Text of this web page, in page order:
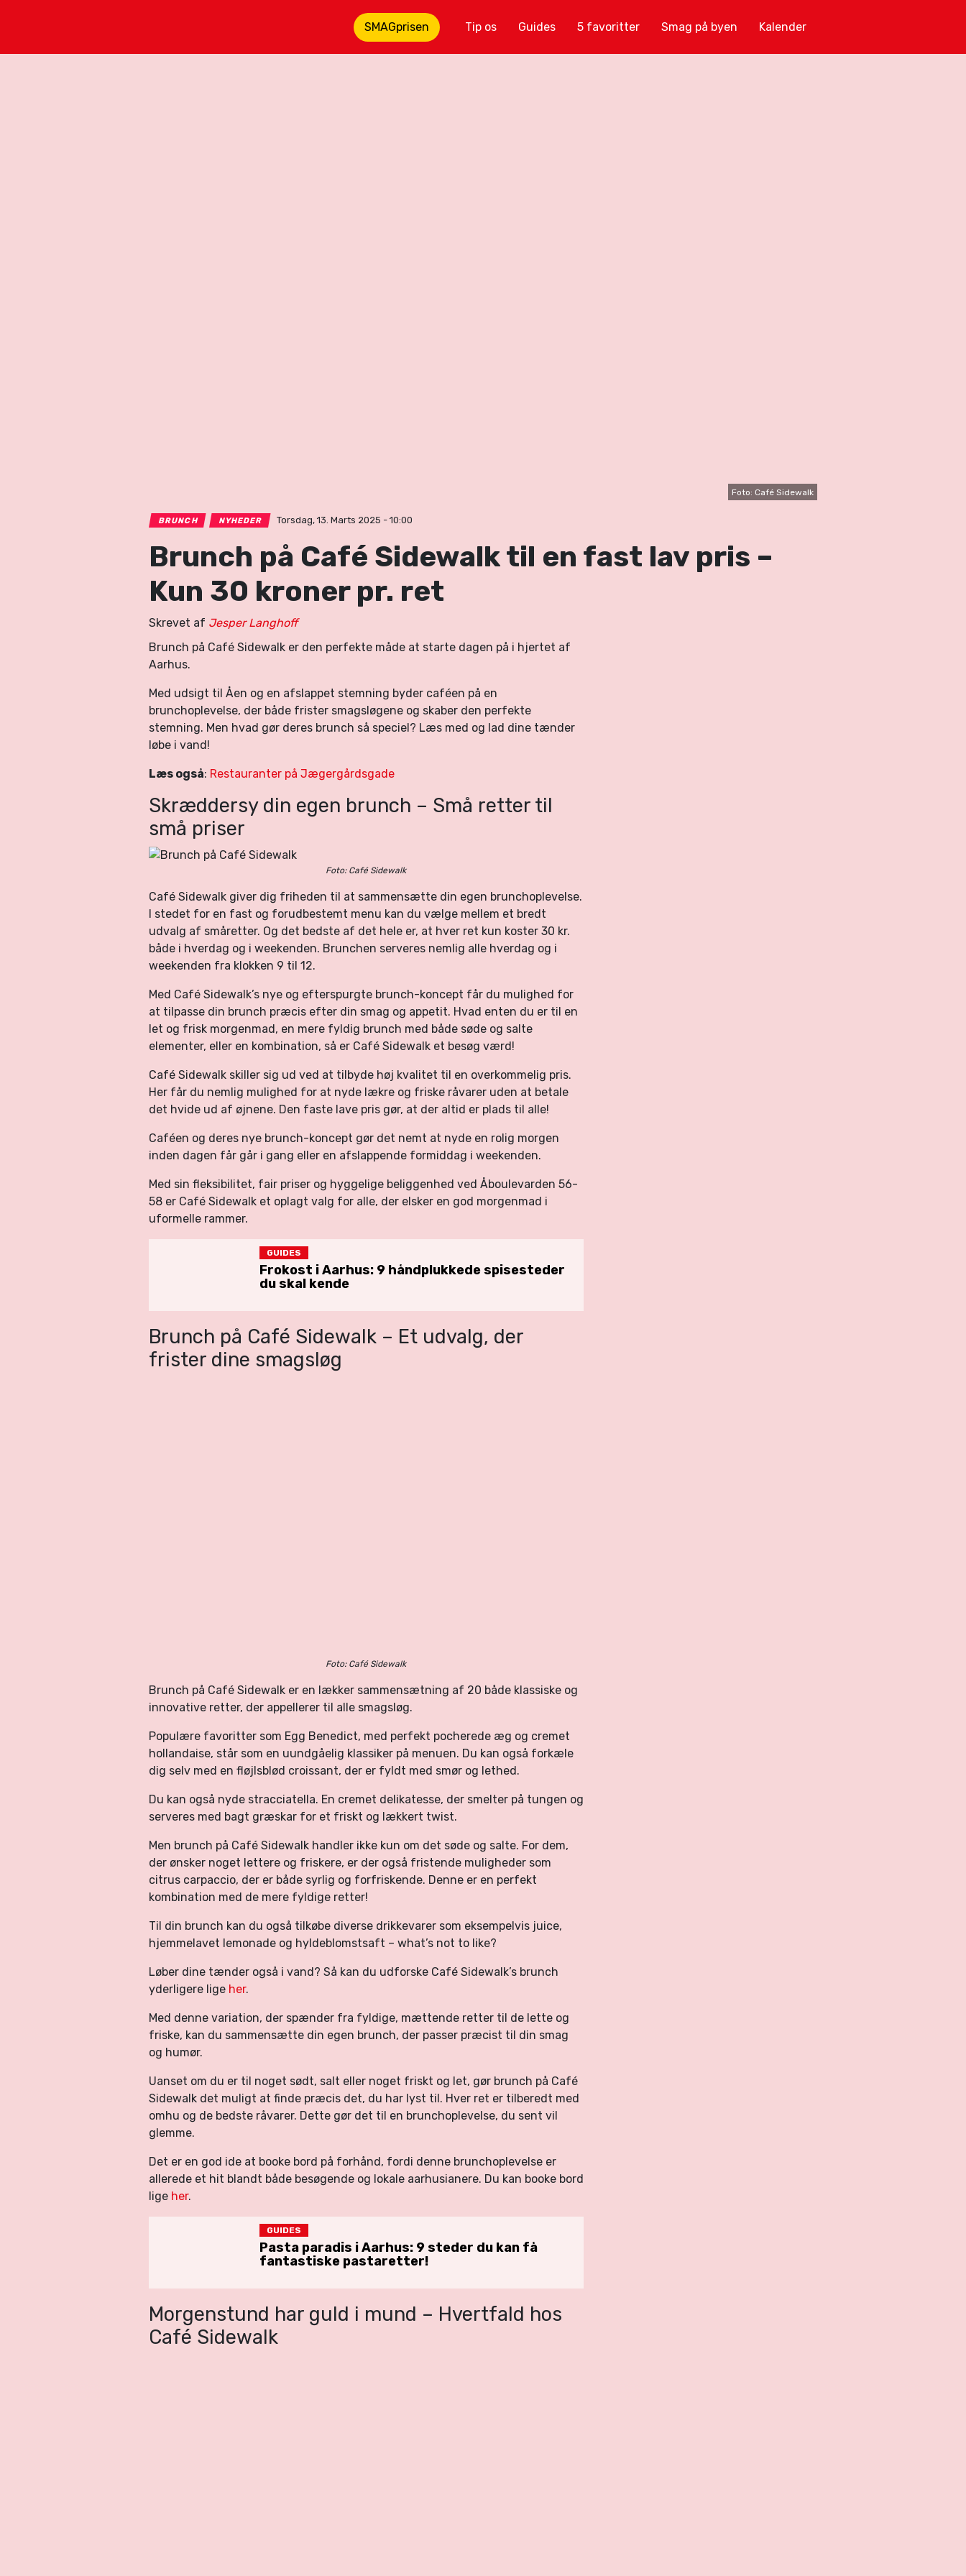
SMAGprisen Tip os Guides 5 favoritter Smag på byen Kalender
Foto: Café Sidewalk
BRUNCH NYHEDER Torsdag, 13. Marts 2025 - 10:00
Brunch på Café Sidewalk til en fast lav pris –
Kun 30 kroner pr. ret
Skrevet af Jesper Langhoff
Brunch på Café Sidewalk er den perfekte måde at starte dagen på i hjertet af
Aarhus.
Med udsigt til Åen og en afslappet stemning byder caféen på en
brunchoplevelse, der både frister smagsløgene og skaber den perfekte
stemning. Men hvad gør deres brunch så speciel? Læs med og lad dine tænder
løbe i vand!
Læs også: Restauranter på Jægergårdsgade
Skræddersy din egen brunch – Små retter til
små priser
Foto: Café Sidewalk
Café Sidewalk giver dig friheden til at sammensætte din egen brunchoplevelse.
I stedet for en fast og forudbestemt menu kan du vælge mellem et bredt
udvalg af småretter. Og det bedste af det hele er, at hver ret kun koster 30 kr.
både i hverdag og i weekenden. Brunchen serveres nemlig alle hverdag og i
weekenden fra klokken 9 til 12.
Med Café Sidewalk’s nye og efterspurgte brunch-koncept får du mulighed for
at tilpasse din brunch præcis efter din smag og appetit. Hvad enten du er til en
let og frisk morgenmad, en mere fyldig brunch med både søde og salte
elementer, eller en kombination, så er Café Sidewalk et besøg værd!
Café Sidewalk skiller sig ud ved at tilbyde høj kvalitet til en overkommelig pris.
Her får du nemlig mulighed for at nyde lækre og friske råvarer uden at betale
det hvide ud af øjnene. Den faste lave pris gør, at der altid er plads til alle!
Caféen og deres nye brunch-koncept gør det nemt at nyde en rolig morgen
inden dagen får går i gang eller en afslappende formiddag i weekenden.
Med sin fleksibilitet, fair priser og hyggelige beliggenhed ved Åboulevarden 56-
58 er Café Sidewalk et oplagt valg for alle, der elsker en god morgenmad i
uformelle rammer.
GUIDES
Frokost i Aarhus: 9 håndplukkede spisesteder
du skal kende
Brunch på Café Sidewalk – Et udvalg, der
frister dine smagsløg
Foto: Café Sidewalk
Brunch på Café Sidewalk er en lækker sammensætning af 20 både klassiske og
innovative retter, der appellerer til alle smagsløg.
Populære favoritter som Egg Benedict, med perfekt pocherede æg og cremet
hollandaise, står som en uundgåelig klassiker på menuen. Du kan også forkæle
dig selv med en fløjlsblød croissant, der er fyldt med smør og lethed.
Du kan også nyde stracciatella. En cremet delikatesse, der smelter på tungen og
serveres med bagt græskar for et friskt og lækkert twist.
Men brunch på Café Sidewalk handler ikke kun om det søde og salte. For dem,
der ønsker noget lettere og friskere, er der også fristende muligheder som
citrus carpaccio, der er både syrlig og forfriskende. Denne er en perfekt
kombination med de mere fyldige retter!
Til din brunch kan du også tilkøbe diverse drikkevarer som eksempelvis juice,
hjemmelavet lemonade og hyldeblomstsaft – what’s not to like?
Løber dine tænder også i vand? Så kan du udforske Café Sidewalk’s brunch
yderligere lige her.
Med denne variation, der spænder fra fyldige, mættende retter til de lette og
friske, kan du sammensætte din egen brunch, der passer præcist til din smag
og humør.
Uanset om du er til noget sødt, salt eller noget friskt og let, gør brunch på Café
Sidewalk det muligt at finde præcis det, du har lyst til. Hver ret er tilberedt med
omhu og de bedste råvarer. Dette gør det til en brunchoplevelse, du sent vil
glemme.
Det er en god ide at booke bord på forhånd, fordi denne brunchoplevelse er
allerede et hit blandt både besøgende og lokale aarhusianere. Du kan booke bord
lige her.
GUIDES
Pasta paradis i Aarhus: 9 steder du kan få
fantastiske pastaretter!
Morgenstund har guld i mund – Hvertfald hos
Café Sidewalk